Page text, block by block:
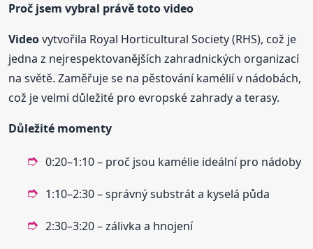
Proč jsem vybral právě totovideo
Videovytvořila Royal Horticultural Society (RHS), což je
jedna z nejrespektovanějších zahradnických organizací
na světě. Zaměřuje se na pěstování kamélií v nádobách,
což je velmi důležité pro evropské zahrady a terasy.
Důležité momenty
0:20–1:10 – proč jsou kamélie ideální pro nádoby
1:10–2:30 – správný substrát a kyselá půda
2:30–3:20 – zálivka a hnojení